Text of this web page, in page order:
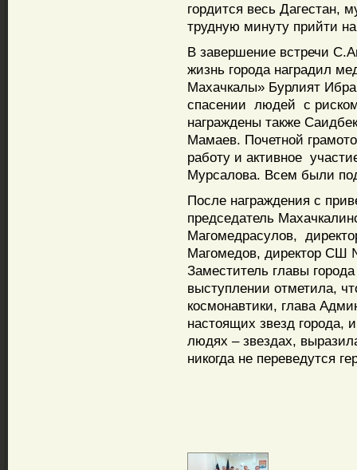
гордится весь Дагестан,
трудную минуту прийти
В завершение встречи
жизнь города наградил
Махачкалы» Бурлият
спасении людей с
награждены также
Мамаев. Почетной
работу и активное
Мурсалова. Всем были
После награждения с
председатель
Магомедрасулов,
Магомедов, директор
Заместитель главы
выступлении отметила,
космонавтики, глава
настоящих звезд города,
людях – звездах,
никогда не переведутся